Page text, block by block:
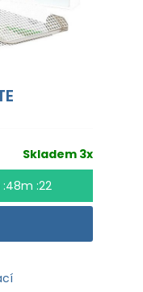
Skladem 3x
:48m :21